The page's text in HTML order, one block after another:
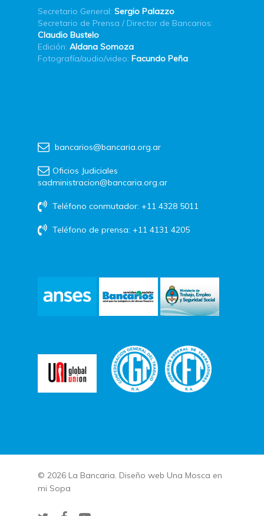
Secretario General: Sergio Palazzo
Secretario de Prensa / Director de Bancarios:
Claudio Bustelo
Edición: Aldana Somoza
Fotografía/audio/video: Facundo Peña
bancarios@bancaria.org.ar
Oficios Judiciales
sadministracion@bancaria.org.ar
Teléfono conmutador: +11 4328 5011
Teléfono de prensa: +11 4131 4205
© 2026 La Bancaria. Diseño web Una Mosca en
mi Sopa